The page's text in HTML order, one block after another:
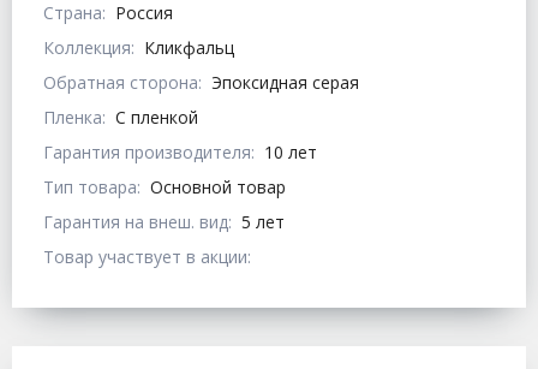
Страна: Россия
Коллекция: Кликфальц
Обратная сторона: Эпоксидная серая
Пленка: С пленкой
Гарантия производителя: 10 лет
Тип товара: Основной товар
Гарантия на внеш. вид: 5 лет
Товар участвует в акции: